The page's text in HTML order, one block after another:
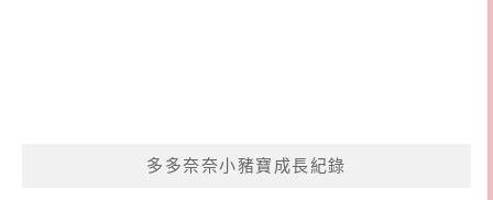
多多奈奈小豬寶成長紀錄